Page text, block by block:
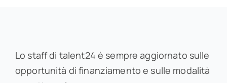
Lo staff di talent24 è sempre aggiornato sulle
opportunità di finanziamento e sulle modalità